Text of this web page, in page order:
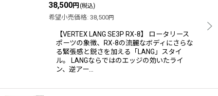
絞り込む
38,500円 (税込)
希望小売価格: 38,500円
【VERTEX LANG SE3P RX-8】 ロータリース
ポーツの象徴、RX-8の流麗なボディにさらな
る緊張感と鋭さを加える「LANG」スタイ
ル。 LANGならではのエッジの効いたライ
ン、逆アー…